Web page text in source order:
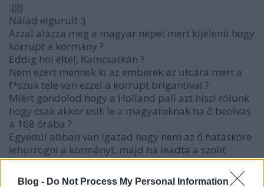
Blog - Do Not Process My Personal Information
:))))
Nálad elgurult :)
Azzal alázza meg a magyar népet mert kijelenti hogy
korrupt a kormány ?
Eddig hol éltél, Kamcsatkán ?
Nem ezért mennek ki az emberek az utcára mert a
f*szuk tele van ezzel a korrupt brigantival ?
Miért gondolod hogy a Holland pali azt hiszi rólunk
hogy csak akkor esik le a magyaroknak ha ő beolvas
a 168 órába ?
Egyedül abban van igazad hogy nem az ő hatásköre
lehurrogni a kormányt, majd ha leadta a szolit
végleg elmondhatja.....de ismétlem a kormányt
ekézte, nem a magyarokat birkázta le.